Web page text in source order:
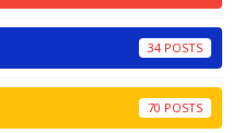
34
70